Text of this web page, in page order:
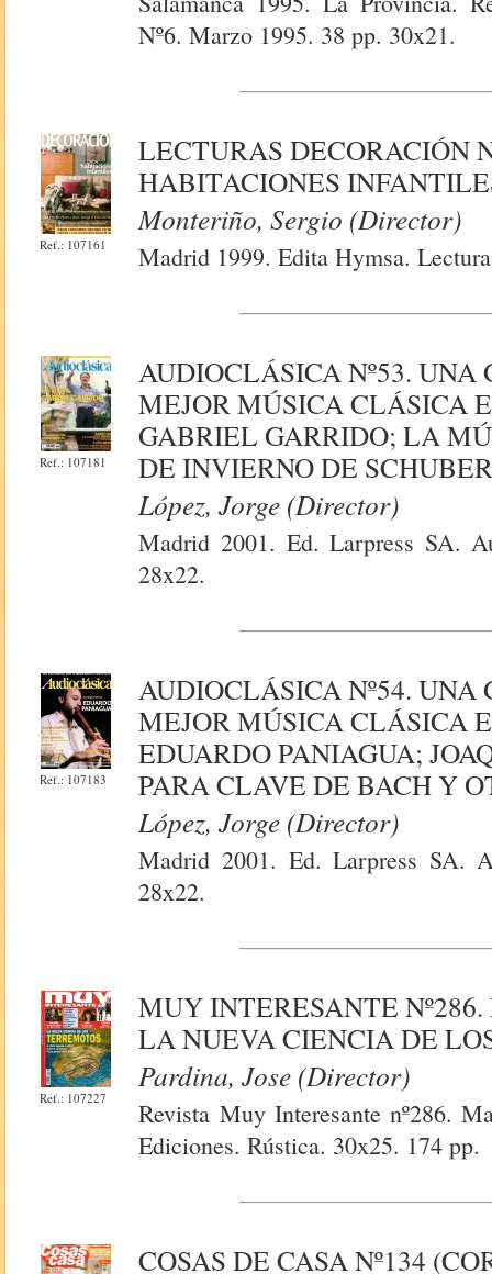
Nº6. Marzo 1995. 38 pp. 30x21.
Ref.: 107161
LECTURAS DECORACIÓN
HABITACIONES
Monteriño, Sergio (Director)
Madrid 1999. Edita Hymsa.
Ref.: 107181
AUDIOCLÁSICA Nº53.
MEJOR MÚSICA CLÁSICA
GABRIEL GARRIDO; LA
DE INVIERNO DE
López, Jorge (Director)
Madrid 2001. Ed. Larpress SA.
28x22.
Ref.: 107183
AUDIOCLÁSICA Nº54.
MEJOR MÚSICA CLÁSICA
EDUARDO PANIAGUA;
PARA CLAVE DE BACH Y
López, Jorge (Director)
Madrid 2001. Ed. Larpress SA.
28x22.
Ref.: 107227
MUY INTERESANTE
LA NUEVA CIENCIA DE
Pardina, Jose (Director)
Revista Muy Interesante nº286.
Ediciones. Rústica. 30x25. 174 pp.
COSAS DE CASA Nº134